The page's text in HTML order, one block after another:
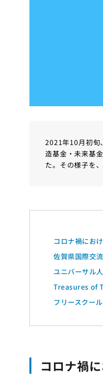
2021年10月初旬
造基金・未来基
た。その様子を
コロナ禍にお
佐賀県国際交
ユニバーサル
的外国人支援～
Treasures of
フリースクー
コロナ禍